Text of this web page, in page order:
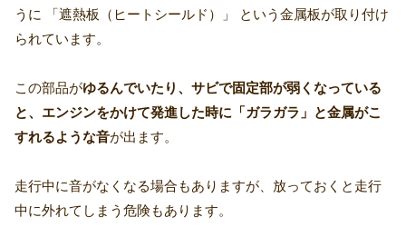
うに 「遮熱板（ヒートシールド）」 という金属板が取り付け
られています。
この部品がゆるんでいたり、サビで固定部が弱くなっている
と、エンジンをかけて発進した時に「ガラガラ」と金属がこ
すれるような音が出ます。
走行中に音がなくなる場合もありますが、放っておくと走行
中に外れてしまう危険もあります。